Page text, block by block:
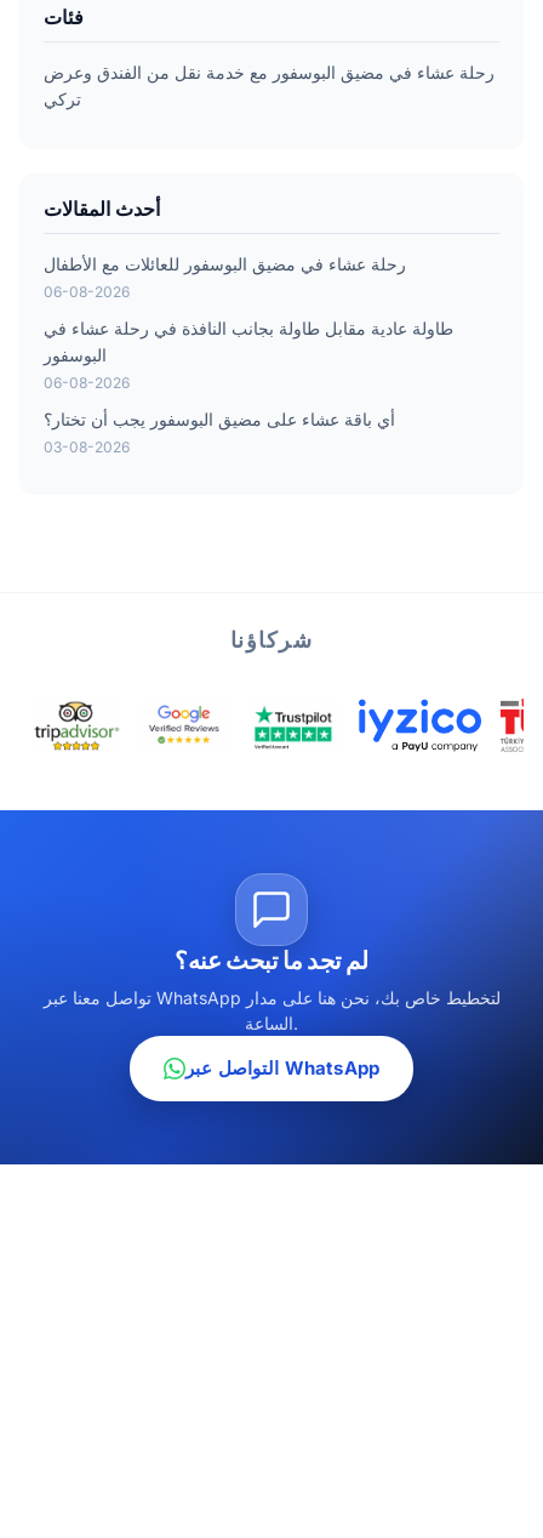
فئات
رحلة عشاء في مضيق البوسفور مع خدمة نقل من الفندق وعرض
تركي
أحدث المقالات
رحلة عشاء في مضيق البوسفور للعائلات مع الأطفال
06-08-2026
طاولة عادية مقابل طاولة بجانب النافذة في رحلة عشاء في
البوسفور
06-08-2026
أي باقة عشاء على مضيق البوسفور يجب أن تختار؟
03-08-2026
شركاؤنا
لم تجد ما تبحث عنه؟
تواصل معنا عبر WhatsApp لتخطيط خاص بك، نحن هنا على مدار
الساعة.
التواصل عبر WhatsApp